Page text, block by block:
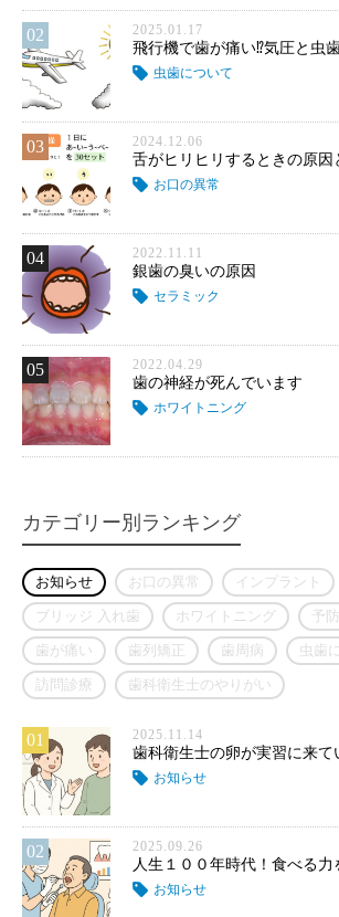
02 2025.01.17
飛行機で歯が痛い⁉気圧と虫
虫歯について
03 2024.12.06
舌がヒリヒリするときの原因
お口の異常
04 2022.11.11
銀歯の臭いの原因
セラミック
05 2022.04.29
歯の神経が死んでいます
ホワイトニング
カテゴリー別ランキング
お知らせ お口の異常 インプラント
ブリッジ 入れ歯 ホワイトニング 予
歯が痛い 歯列矯正 歯周病 虫歯
訪問診療 歯科衛生士のやりがい
01 2025.11.14
歯科衛生士の卵が実習に来て
お知らせ
02 2025.09.26
人生１００年時代！食べる
お知らせ